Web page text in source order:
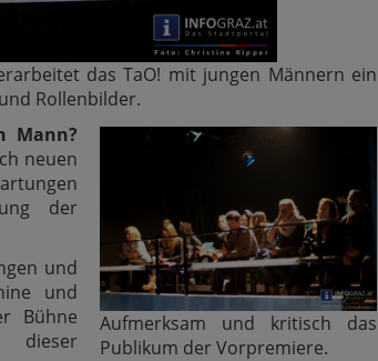
das TaO! mit jungen Männern ein
Rollenbilder.
Aufmerksam und kritisch das
Publikum der Vorpremiere.
Mann?
neuen
der
und
und
Bühne
dieser